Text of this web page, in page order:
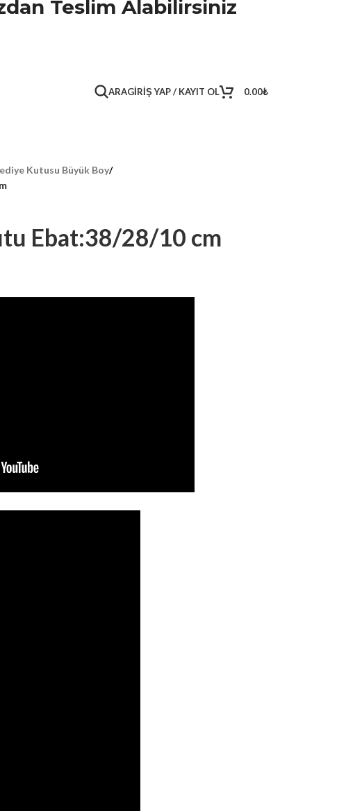
Teslim Alabilirsiniz
ARAGIRIŞ YAP / KAYIT OL 0.00₺
Kutusu Büyük Boy/
Ebat:38/28/10 cm